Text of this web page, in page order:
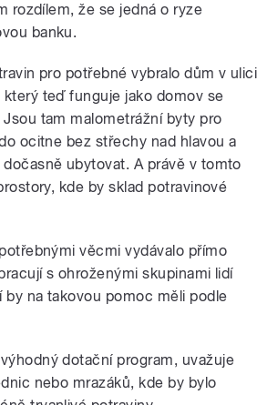
rozdílem, že se jedná o ryze
banku.
pro potřebné vybralo dům v ulici
teď funguje jako domov se
tam malometrážní byty pro
ocitne bez střechy nad hlavou a
ubytovat. A právě v tomto
kde by sklad potravinové
věcmi vydávalo přímo
s ohroženými skupinami lidí
by na takovou pomoc měli podle
dotační program, uvažuje
nebo mrazáků, kde by bylo